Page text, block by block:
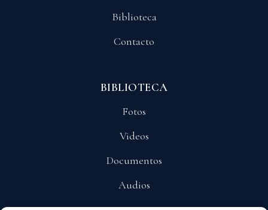
Biblioteca
Contacto
BIBLIOTECA
Fotos
Videos
Documentos
Audios